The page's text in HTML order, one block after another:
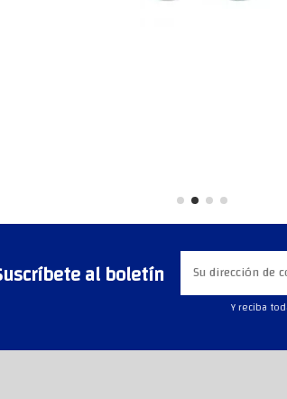
al boletín
Y reciba